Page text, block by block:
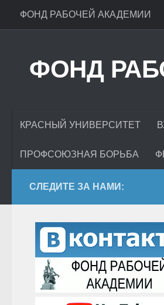
ФОНД РАБОЧЕЙ АКАДЕМИИ
ФОНД
КРАСНЫЙ УНИВЕРСИТЕТ
ПРОФСОЮЗНАЯ БОРЬБА
СЛЕДИТЕ ЗА НАМИ: